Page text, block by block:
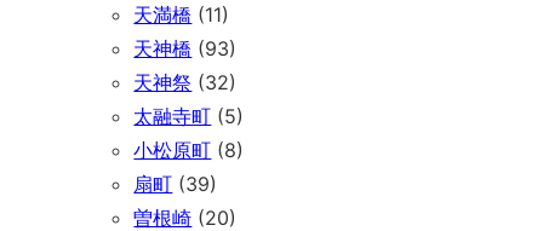
天満橋 (11)
天神橋 (93)
天神祭 (32)
太融寺町 (5)
小松原町 (8)
扇町 (39)
曽根崎 (20)